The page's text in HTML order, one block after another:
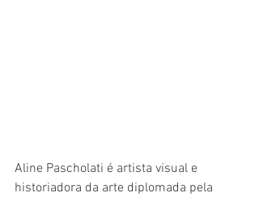
Aline Pascholati é artista visual e
historiadora da arte diplomada pela